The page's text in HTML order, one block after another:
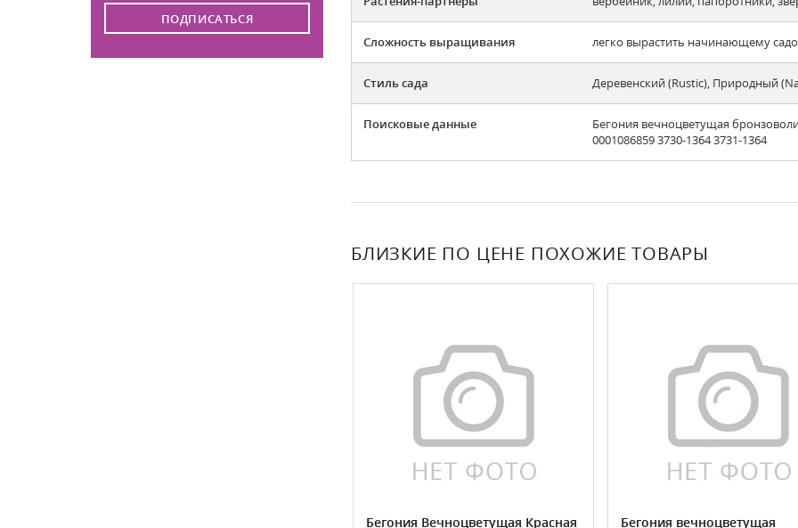
ПОДПИСАТЬСЯ
Сложность выращивания легко вырастить начинающему
Стиль сада Деревенский (Rustic), Природный
Поисковые данные
Бегония вечноцветущая
0001086859 3730-1364 3731-1364
БЛИЗКИЕ ПО ЦЕНЕ ПОХОЖИЕ ТОВАРЫ
Бегония Вечноцветущая Красная
Бегония вечноцветущая